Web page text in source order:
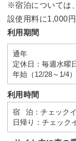
※宿泊については
設使用料に1,000
利用期間
通年
定休日：毎週水曜
年始（12/28～1/4）
利用時間
宿 泊：チェック
日帰り：チェック